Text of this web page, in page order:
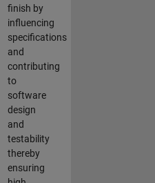
finish by
influencing
specifications
and
contributing
to
software
design
and
testability
thereby
ensuring